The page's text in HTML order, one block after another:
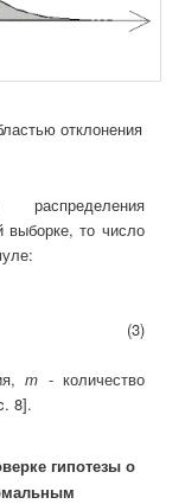
отклонения
распределения
выборке, то число
m - количество
8].
гипотезы о